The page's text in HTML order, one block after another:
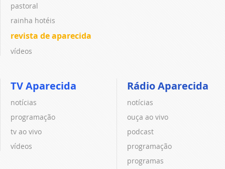
pastoral
rainha hotéis
revista de aparecida
vídeos
TV Aparecida
notícias
programação
tv ao vivo
vídeos
Rádio Aparecida
notícias
ouça ao vivo
podcast
programação
programas